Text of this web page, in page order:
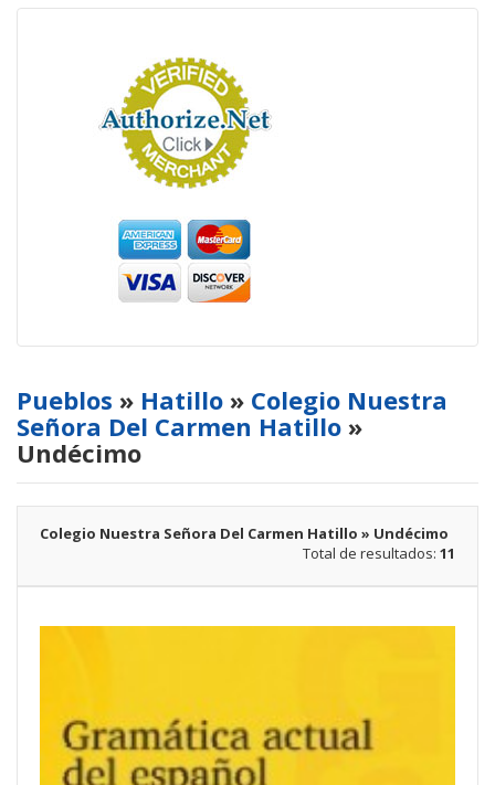
Pueblos » Hatillo » Colegio Nuestra
Señora Del Carmen Hatillo »
Undécimo
Colegio Nuestra Señora Del Carmen Hatillo » Undécimo
Total de resultados: 11